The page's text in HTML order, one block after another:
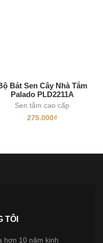
Bát Sen Cây Nhà Tắm
Palado PLD2211A
Sen tắm cao cấp
275.000₫
TÔI
hơn 10 năm kinh